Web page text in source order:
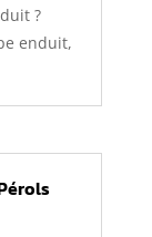
?
enduit,